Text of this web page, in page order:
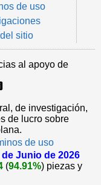
de uso
sitio
al apoyo de
de investigación,
de lucro sobre
de uso
de Junio de 2026
(94.91%) piezas y